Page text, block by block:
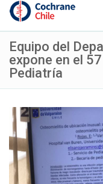
Equipo del
expone en el
Pediatría